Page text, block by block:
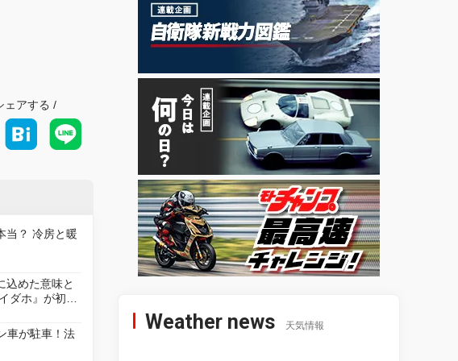
ェアする /
当？ 冷房と暖
込めた意味と
ダホ』が初の
車が駐車！法
Weather news 天気情報